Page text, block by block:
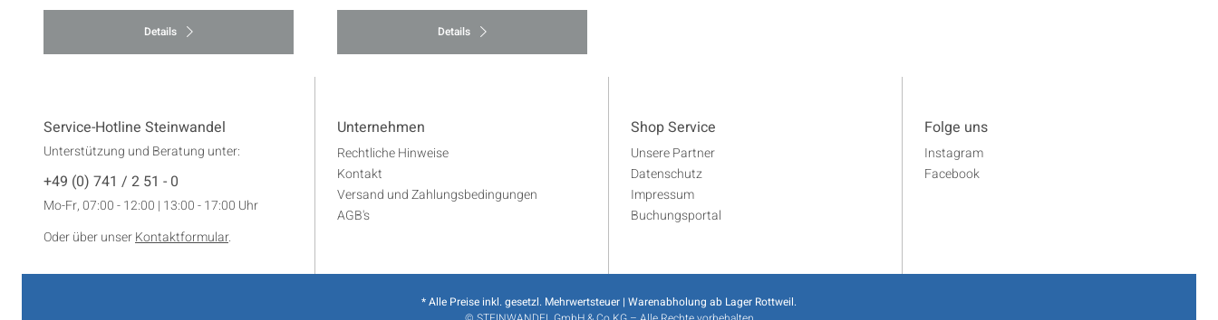
Details Details
Service-Hotline Steinwandel
Unterstützung und Beratung unter:
+49 (0) 741 / 2 51 - 0
Mo-Fr, 07:00 - 12:00 | 13:00 - 17:00 Uhr
Oder über unserKontaktformular.
Unternehmen
Rechtliche Hinweise
Kontakt
Versand und Zahlungsbedingungen
AGB's
Shop Service
Unsere Partner
Datenschutz
Impressum
Buchungsportal
Folge uns
Instagram
Facebook
* Alle Preise inkl. gesetzl. Mehrwertsteuer | Warenabholung ab Lager Rottweil.